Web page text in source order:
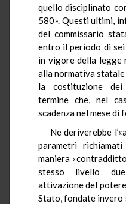
quello disciplinato
580». Questi ultimi,
del commissario
entro il periodo di
in vigore della legge
alla normativa
la costituzione dei
termine che, nel
scadenza nel mese di
Ne deriverebbe
parametri
maniera
stesso livello
attivazione del
Stato, fondate